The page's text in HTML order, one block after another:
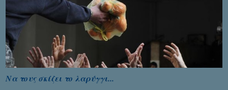
Να τους σκίζει το λαρύγγι...